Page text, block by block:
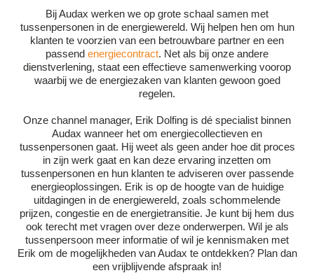
Bij Audax werken we op grote schaal samen met
tussenpersonen in de energiewereld. Wij helpen hen om hun
klanten te voorzien van een betrouwbare partner en een
passend energiecontract. Net als bij onze andere
dienstverlening, staat een effectieve samenwerking voorop
waarbij we de energiezaken van klanten gewoon goed
regelen.
Onze channel manager, Erik Dolfing is dé specialist binnen
Audax wanneer het om energiecollectieven en
tussenpersonen gaat. Hij weet als geen ander hoe dit proces
in zijn werk gaat en kan deze ervaring inzetten om
tussenpersonen en hun klanten te adviseren over passende
energieoplossingen. Erik is op de hoogte van de huidige
uitdagingen in de energiewereld, zoals schommelende
prijzen, congestie en de energietransitie. Je kunt bij hem dus
ook terecht met vragen over deze onderwerpen. Wil je als
tussenpersoon meer informatie of wil je kennismaken met
Erik om de mogelijkheden van Audax te ontdekken? Plan dan
een vrijblijvende afspraak in!